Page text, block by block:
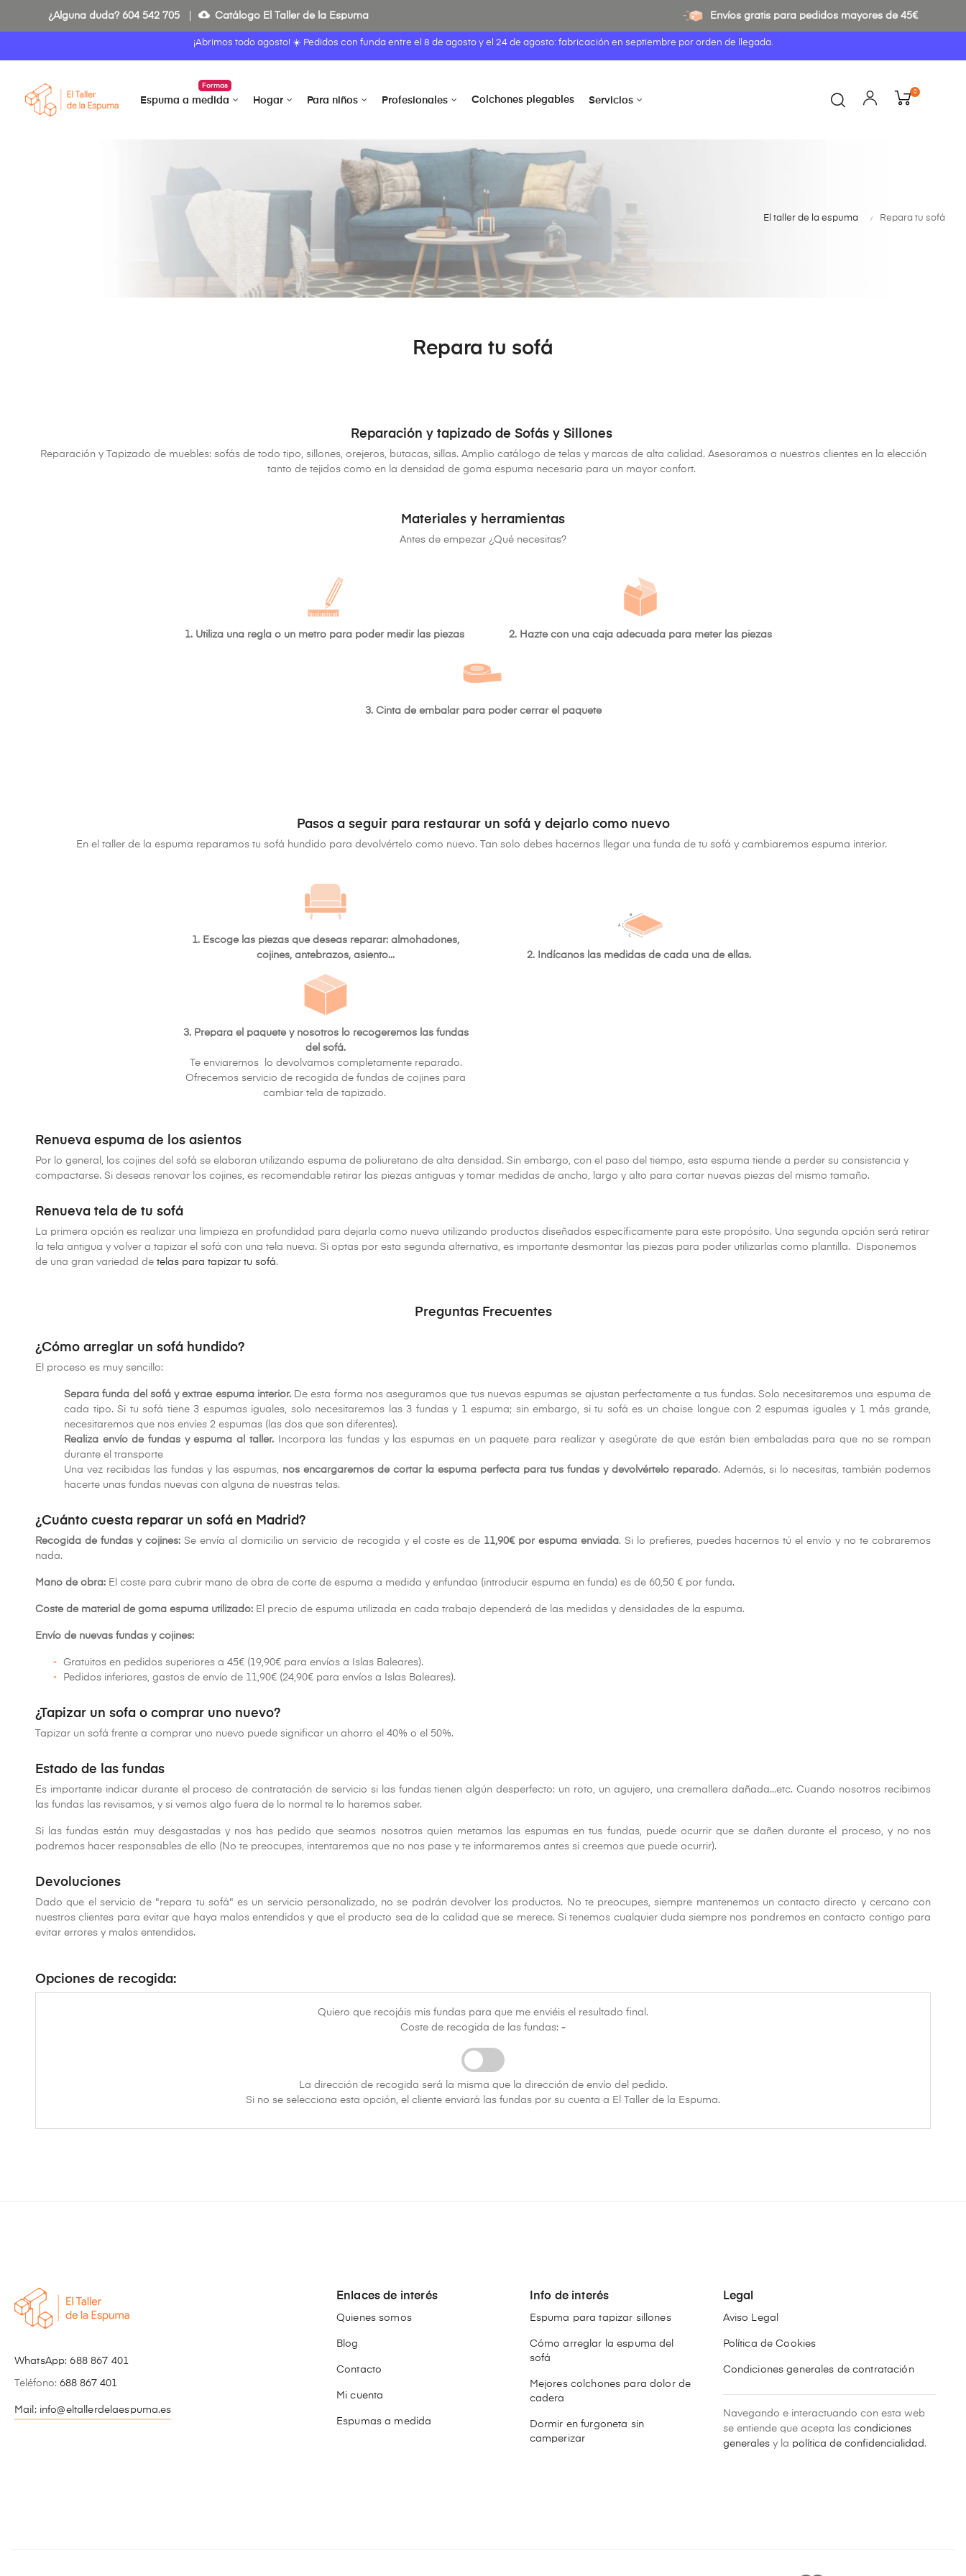
¿Alguna duda? 604 542 705 cloud_download Catálogo El Taller de la Espuma Envíos gratis para pedidos mayores de 45€
¡Abrimos todo agosto! ☀️ Pedidos con funda entre el 8 de agostoy el 24 de agosto: fabricación en septiembre por orden de llegada.
Formas
Espuma a medida Hogar Para niños Profesionales Colchones plegables Servicios
0
El taller de la espuma Repara tu sofá
Repara tu sofá
Reparación y tapizado de Sofás y Sillones
Reparación y Tapizado de muebles: sofás de todo tipo, sillones, orejeros, butacas, sillas. Amplio catálogo de telas y marcas de alta calidad. Asesoramos a nuestros clientes en la elección
tanto de tejidos como en la densidad de goma espuma necesaria para un mayor confort.
Materiales y herramientas
Antes de empezar ¿Qué necesitas?
1. Utiliza una regla o un metro para poder medir las piezas 2. Hazte con una caja adecuada para meter las piezas
3. Cinta de embalar para poder cerrar el paquete
Pasos a seguir para restaurar un sofá y dejarlo como nuevo
En el taller de la espuma reparamos tu sofá hundido para devolvértelo como nuevo. Tan solo debes hacernos llegar una funda de tu sofá y cambiaremos espuma interior.
1. Escoge las piezas que deseas reparar: almohadones,
cojines, antebrazos, asiento...
2. Indícanos las medidas de cada una de ellas.
3. Prepara el paquete y nosotros lo recogeremos las fundas
del sofá.
Te enviaremos lo devolvamos completamente reparado.
Ofrecemos servicio de recogida de fundas de cojines para
cambiar tela de tapizado.
Renueva espuma de los asientos
Por lo general, los cojines del sofá se elaboran utilizando espuma de poliuretano de alta densidad. Sin embargo, con el paso del tiempo, esta espuma tiende a perder su consistencia y
compactarse. Si deseas renovar los cojines, es recomendable retirar las piezas antiguas y tomar medidas de ancho, largo y alto para cortar nuevas piezas del mismo tamaño.
Renueva tela de tu sofá
La primera opción es realizar una limpieza en profundidad para dejarla como nueva utilizando productos diseñados específicamente para este propósito. Una segunda opción será retirar
la tela antigua y volver a tapizar el sofá con una tela nueva. Si optas por esta segunda alternativa, es importante desmontar las piezas para poder utilizarlas como plantilla. Disponemos
de una gran variedad de telas para tapizar tu sofá.
Preguntas Frecuentes
¿Cómo arreglar un sofá hundido?
El proceso es muy sencillo:
Separa funda del sofá y extrae espuma interior. De esta forma nos aseguramos que tus nuevas espumas se ajustan perfectamente a tus fundas. Solo necesitaremos una espuma de
cada tipo. Si tu sofá tiene 3 espumas iguales, solo necesitaremos las 3 fundas y 1 espuma; sin embargo, si tu sofá es un chaise longue con 2 espumas iguales y 1 más grande,
necesitaremos que nos envíes 2 espumas (las dos que son diferentes).
Realiza envío de fundas y espuma al taller.Incorpora las fundas y las espumas en un paquete para realizar y asegúrate de que están bien embaladas para que no se rompan
durante el transporte
Una vez recibidas las fundas y las espumas, nos encargaremos de cortar la espuma perfecta para tus fundas y devolvértelo reparado. Además, si lo necesitas, también podemos
hacerte unas fundas nuevas con alguna de nuestras telas.
¿Cuánto cuesta reparar un sofá en Madrid?
Recogida de fundas y cojines:Se envía al domicilio un servicio de recogida y el coste es de 11,90€ por espuma enviada. Si lo prefieres, puedes hacernos tú el envío y no te cobraremos
nada.
Mano de obra: El coste para cubrir mano de obra de corte de espuma a medida y enfundao (introducir espuma en funda) es de 60,50 € por funda.
Coste de material de goma espuma utilizado: El precio de espuma utilizada en cada trabajo dependerá de las medidas y densidades de la espuma.
Envío de nuevas fundas y cojines:
Gratuitos en pedidos superiores a 45€ (19,90€ para envíos a Islas Baleares).
Pedidos inferiores, gastos de envío de 11,90€ (24,90€ para envíos a Islas Baleares).
¿Tapizar un sofa o comprar uno nuevo?
Tapizar un sofá frente a comprar uno nuevo puede significar un ahorro el 40% o el 50%.
Estado de las fundas
Es importante indicar durante el proceso de contratación de servicio si las fundas tienen algún desperfecto: un roto, un agujero, una cremallera dañada...etc. Cuando nosotros recibimos
las fundas las revisamos, y si vemos algo fuera de lo normal te lo haremos saber.
Si las fundas están muy desgastadas y nos has pedido que seamos nosotros quien metamos las espumas en tus fundas, puede ocurrir que se dañen durante el proceso, y no nos
podremos hacer responsables de ello (No te preocupes, intentaremos que no nos pase y te informaremos antes si creemos que puede ocurrir).
Devoluciones
Dado que el servicio de "repara tu sofá" es un servicio personalizado, no se podrán devolver los productos. No te preocupes, siempre mantenemos un contacto directo y cercano con
nuestros clientes para evitar que haya malos entendidos y que el producto sea de la calidad que se merece. Si tenemos cualquier duda siempre nos pondremos en contacto contigo para
evitar errores y malos entendidos.
Opciones de recogida:
Quiero que recojáis mis fundas para que me enviéis el resultado final.
Coste de recogida de las fundas: -
La dirección de recogida será la misma que la dirección de envío del pedido.
Si no se selecciona esta opción, el cliente enviará las fundas por su cuenta a El Taller de la Espuma.
WhatsApp:688 867 401
Teléfono: 688 867 401
Mail: info@eltallerdelaespuma.es
Enlaces de interés
Quienes somos
Blog
Contacto
Mi cuenta
Espumas a medida
Info de interés
Espuma para tapizar sillones
Cómo arreglar la espuma del
sofá
Mejores colchones para dolor de
cadera
Dormir en furgoneta sin
camperizar
Legal
Aviso Legal
Política de Cookies
Condiciones generales de contratación
Navegando e interactuando con esta web
se entiende que acepta las condiciones
generalesy la política de confidencialidad .